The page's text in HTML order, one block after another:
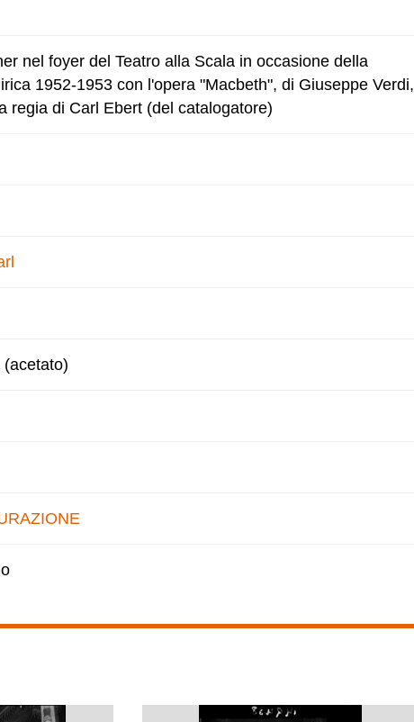
nel foyer del Teatro alla Scala in occasione della
1952-1953 con l'opera "Macbeth", di Giuseppe Verdi,
regia di Carl Ebert (del catalogatore)